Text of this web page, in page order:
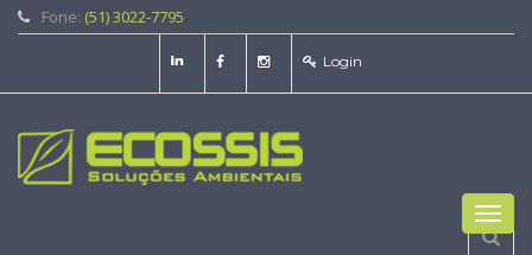
Fone: (51) 3022-7795
Login